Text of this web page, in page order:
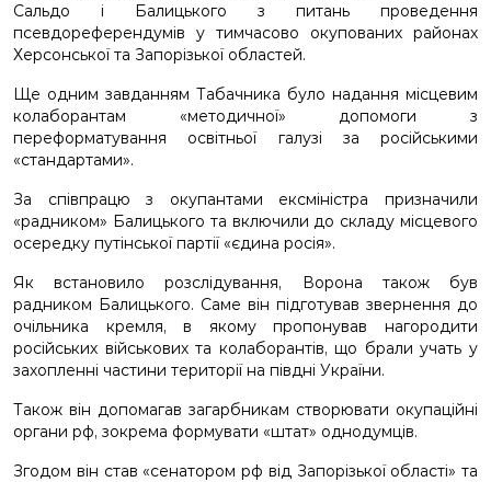
Сальдо і Балицького з питань проведення
псевдореферендумів у тимчасово окупованих районах
Херсонської та Запорізької областей.
Ще одним завданням Табачника було надання місцевим
колаборантам «методичної» допомоги з
переформатування освітньої галузі за російськими
«стандартами».
За співпрацю з окупантами ексміністра призначили
«радником» Балицького та включили до складу місцевого
осередку путінської партії «єдина росія».
Як встановило розслідування, Ворона також був
радником Балицького. Саме він підготував звернення до
очільника кремля, в якому пропонував нагородити
російських військових та колаборантів, що брали учать у
захопленні частини території на півдні України.
Також він допомагав загарбникам створювати окупаційні
органи рф, зокрема формувати «штат» однодумців.
Згодом він став «сенатором рф від Запорізької області» та